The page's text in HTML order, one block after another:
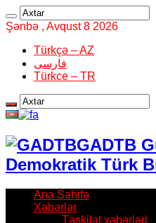
Şənbə , Avqust 8 2026
Türkçə – AZ
فارسی
Türkce – TR
GADTB
Demokratik Türk
Ana Səhifə
Xəbərlər
Təşkilat xəbərləri